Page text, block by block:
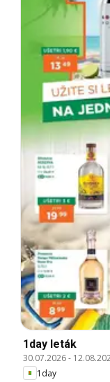
1day leták
30.07.2026-
1day